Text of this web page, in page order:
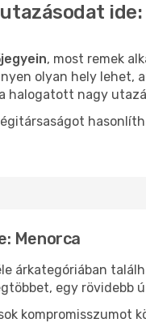
, most remek
olyan hely
halogatott nagy
Menorca
árkategóriában
egy